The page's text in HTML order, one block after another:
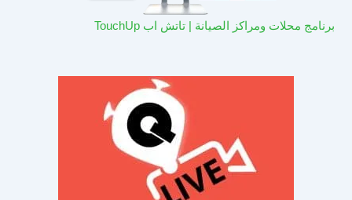
برنامج محلات ومراكز الصيانة | تاتش اب TouchUp